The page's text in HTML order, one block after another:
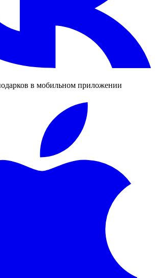
в мобильном приложении